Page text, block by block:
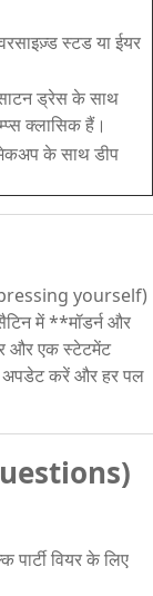
स्टड या ईयर
ड्रेस के साथ
क्लासिक हैं।
के साथ डीप
yourself)
में **मॉडर्न और
और एक स्टेटमेंट
अपडेट करें और हर पल
वियर के लिए